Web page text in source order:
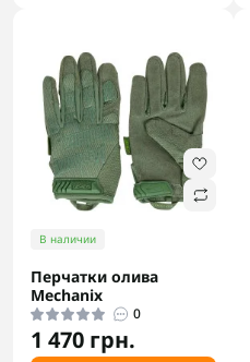
В наличии
Перчатки олива
Mechanix
0
1 470 грн.